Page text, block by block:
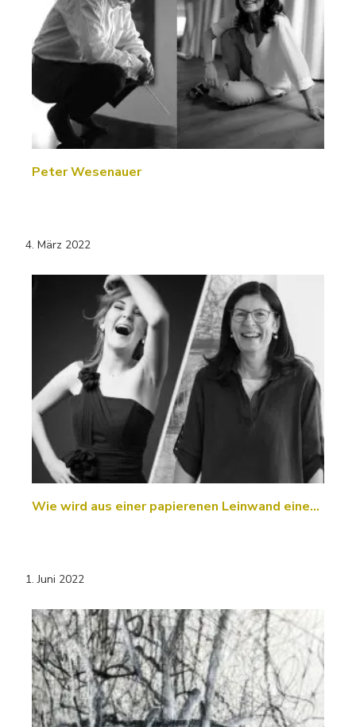
Peter Wesenauer
4. März 2022
Wie wird aus einer papierenen Leinwand eine…
1. Juni 2022